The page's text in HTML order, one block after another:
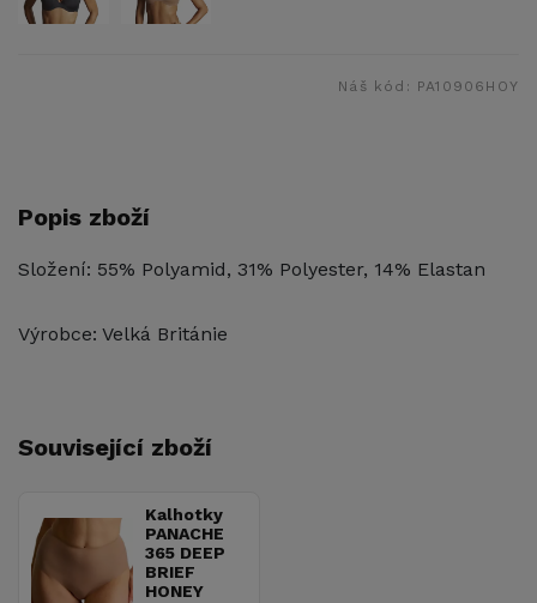
Náš kód: PA10906HOY
Popis zboží
Složení: 55% Polyamid, 31% Polyester, 14% Elastan
Výrobce: Velká Británie
Související zboží
Kalhotky
PANACHE
365 DEEP
BRIEF
HONEY